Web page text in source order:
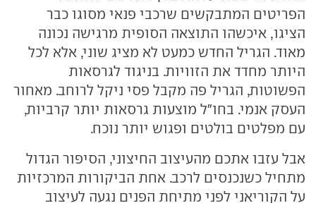
הפריטים המתבקשים שרכבי פנאי מסוגו כבר
הציגו, איכשהו התוצאה הסופית מרגישה נכונה
מאוד. הגריל החדש כמעט לא מציג שוני, אלא לכל
היותר מחדד את הזוויות. בניגוד לגרסאות
הפשוטות, הגריל פה מקבל פסי ניקל לרוחב. מאחור
העסק אנמי. בחו"ל מוצעות גרסאות יותר קרביות,
עם מפלטים בולטים ופגוש יותר נוכח.
אבל עזבו אתכם מהעיצוב החיצוני, הסיפור הגדול
מתחיל כשנכנסים לרכב. אחת הביקורות המרכזיות
על הקוריאני לפני מתיחת הפנים נגעה לעיצוב